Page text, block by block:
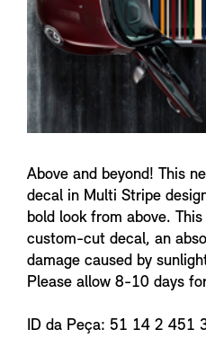
Above and beyond! This
decal in Multi Stripe
bold look from above.
custom-cut decal, an
damage caused by
Please allow 8-10 days
ID da Peça: 51 14 2 451